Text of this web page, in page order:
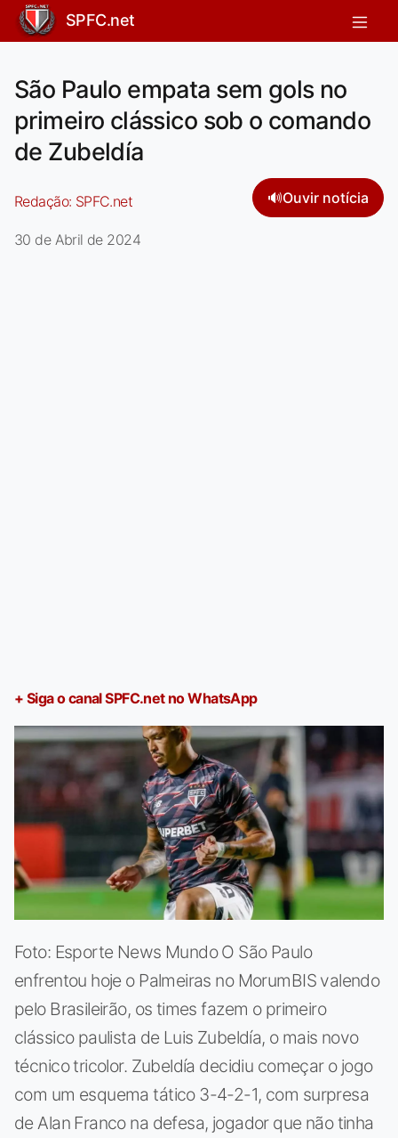
SPFC.net
São Paulo empata sem gols no
primeiro clássico sob o comando
de Zubeldía
Redação: SPFC.net 🔊Ouvir notícia
30 de Abril de 2024
+ Siga o canal SPFC.net no WhatsApp
Foto: Esporte News Mundo O São Paulo
enfrentou hoje o Palmeiras no MorumBIS valendo
pelo Brasileirão, os times fazem o primeiro
clássico paulista de Luis Zubeldía, o mais novo
técnico tricolor. Zubeldía decidiu começar o jogo
com um esquema tático 3-4-2-1, com surpresa
de Alan Franco na defesa, jogador que não tinha